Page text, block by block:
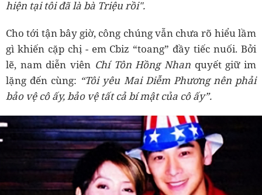
hiện tại tôi đã là bà Triệu rồi".
Cho tới tận bây giờ, công chúng vẫn chưa rõ hiểu lầm
gì khiến cặp chị - em Cbiz “toang” đầy tiếc nuối. Bởi
lẽ, nam diễn viên Chí Tôn Hồng Nhanquyết giữ im
lặng đến cùng: “Tôi yêu Mai Diễm Phương nên phải
bảo vệ cô ấy, bảo vệ tất cả bí mật của cô ấy”.